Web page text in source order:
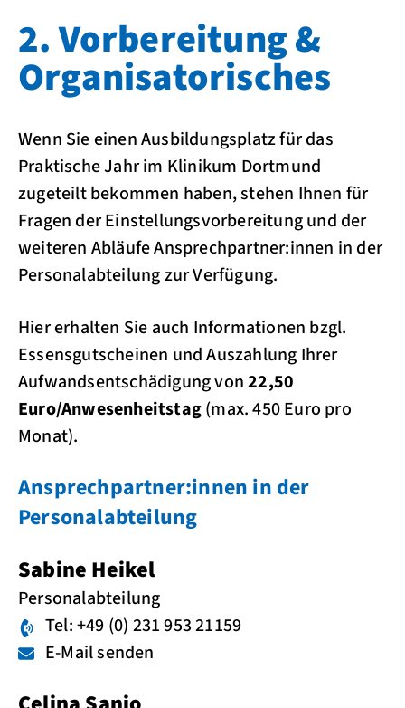
2. Vorbereitung &
Organisatorisches
Wenn Sie einen Ausbildungsplatz für das
Praktische Jahr im Klinikum Dortmund
zugeteilt bekommen haben, stehen Ihnen für
Fragen der Einstellungsvorbereitung und der
weiteren Abläufe Ansprechpartner:innen in der
Personalabteilung zur Verfügung.
Hier erhalten Sie auch Informationen bzgl.
Essensgutscheinen und Auszahlung Ihrer
Aufwandsentschädigung von22,50
Euro/Anwesenheitstag(max. 450 Euro pro
Monat).
Ansprechpartner:innen in der
Personalabteilung
Sabine Heikel
Personalabteilung
Tel: +49 (0) 231 953 21159
E-Mail senden